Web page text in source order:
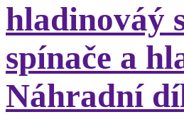
hladinováý
spínače a
Náhradní